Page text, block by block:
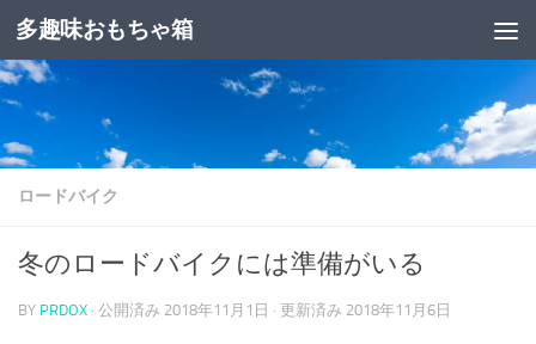
コンテンツへスキップ
多趣味おもちゃ箱
ロードバイク
冬のロードバイクには準備がいる
BY PRDOX · 公開済み 2018年11月1日 · 更新済み 2018年11月6日